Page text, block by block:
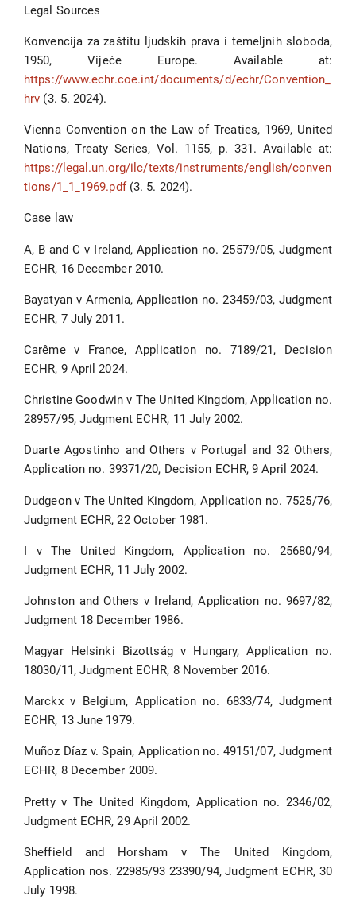
Legal Sources
Konvencija za zaštitu ljudskih prava i temeljnih sloboda,
1950, Vijeće Europe. Available at:
https://www.echr.coe.int/documents/d/echr/Convention_
hrv (3. 5. 2024).
Vienna Convention on the Law of Treaties, 1969, United
Nations, Treaty Series, Vol. 1155, p. 331. Available at:
https://legal.un.org/ilc/texts/instruments/english/conven
tions/1_1_1969.pdf(3. 5. 2024).
Case law
A, B and C v Ireland, Application no. 25579/05, Judgment
ECHR, 16 December 2010.
Bayatyan v Armenia, Application no. 23459/03, Judgment
ECHR, 7 July 2011.
Carême v France, Application no. 7189/21, Decision
ECHR, 9 April 2024.
Christine Goodwin v The United Kingdom, Application no.
28957/95, Judgment ECHR, 11 July 2002.
Duarte Agostinho and Others v Portugal and 32 Others,
Application no. 39371/20, Decision ECHR, 9 April 2024.
Dudgeon v The United Kingdom, Application no. 7525/76,
Judgment ECHR, 22 October 1981.
I v The United Kingdom, Application no. 25680/94,
Judgment ECHR, 11 July 2002.
Johnston and Others v Ireland, Application no. 9697/82,
Judgment 18 December 1986.
Magyar Helsinki Bizottság v Hungary, Application no.
18030/11, Judgment ECHR, 8 November 2016.
Marckx v Belgium, Application no. 6833/74, Judgment
ECHR, 13 June 1979.
Muñoz Díaz v. Spain, Application no. 49151/07, Judgment
ECHR, 8 December 2009.
Pretty v The United Kingdom, Application no. 2346/02,
Judgment ECHR, 29 April 2002.
Sheffield and Horsham v The United Kingdom,
Application nos. 22985/93 23390/94, Judgment ECHR, 30
July 1998.